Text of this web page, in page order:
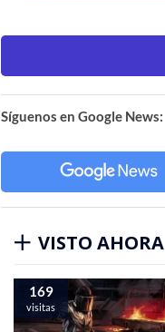
Síguenos en Google News:
VISTO AHORA
169
visitas